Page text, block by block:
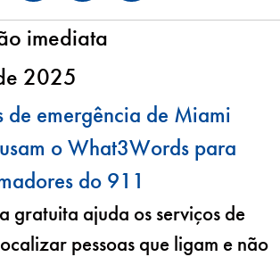
imediata
2025
de emergência de Miami
o What3Words para
do 911
gratuita ajuda os serviços de
pessoas que ligam e não